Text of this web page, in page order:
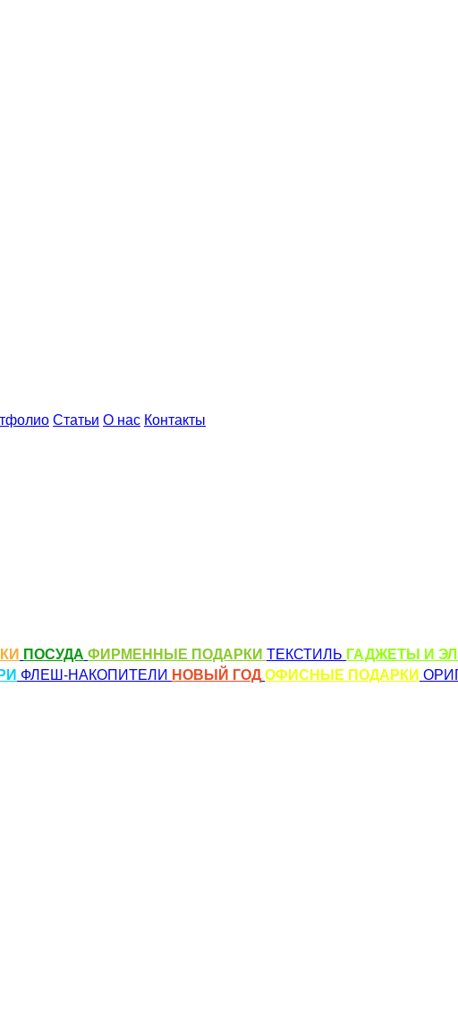
Статьи О нас Контакты
ПОСУДА ФИРМЕННЫЕ ПОДАРКИ ТЕКСТИЛЬ ГАДЖЕТЫ И
ФЛЕШ-НАКОПИТЕЛИ НОВЫЙ ГОДОФИСНЫЕ ПОДАРКИ